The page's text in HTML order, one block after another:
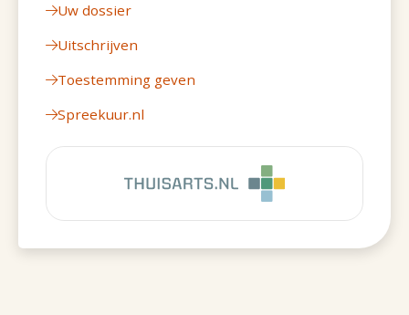
Uw dossier
Uitschrijven
Toestemming geven
Spreekuur.nl